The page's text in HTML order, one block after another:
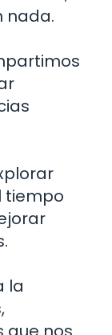
nada.
tiempo
la